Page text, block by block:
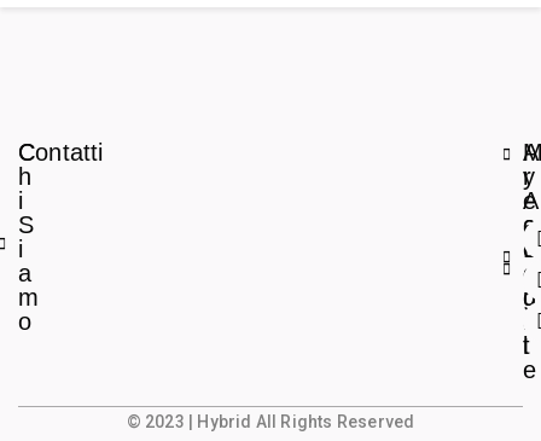
C
h
i
S
i
a
m
o
Contatti
A
r
e
a
L
e
g
l
e
y
A
c
c
o
u
t
© 2023 | Hybrid All Rights Reserved